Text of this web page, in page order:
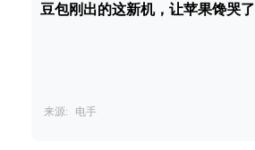
豆包刚出的这新机，让苹果馋哭了
来源: 电手